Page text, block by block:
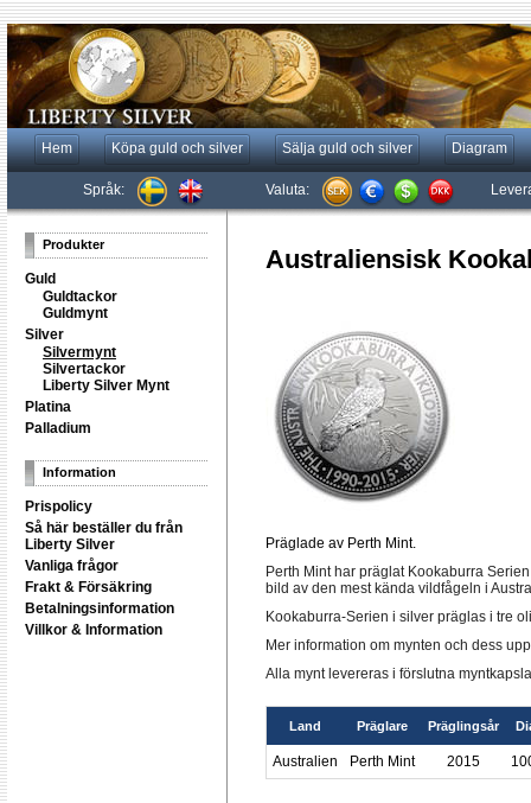
Hem Köpa guld och silver Sälja guld och silver Diagram
Språk: Valuta:
Produkter
Guld
Guldtackor
Guldmynt
Silver
Silvermynt
Silvertackor
Liberty Silver Mynt
Platina
Palladium
Information
Prispolicy
Så här beställer du från
Liberty Silver
Vanliga frågor
Frakt & Försäkring
Betalningsinformation
Villkor & Information
Australiensisk
Präglade av Perth Mint.
Perth Mint har präglat Kookaburra
bild av den mest kända vildfågeln i
Kookaburra-Serien i silver präglas i tre
Mer information om mynten och dess
Alla mynt levereras i förslutna
Land Präglare Präglingsår
Australien Perth Mint 2015